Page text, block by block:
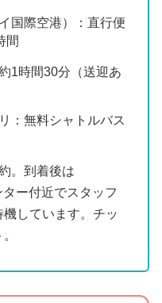
国際空港）：直行便
間
1時間30分（送迎あ
：無料シャトルバス
。到着後は
ター付近でスタッフ
しています。チッ